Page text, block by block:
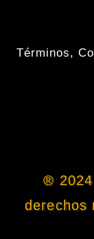
Términos,
®